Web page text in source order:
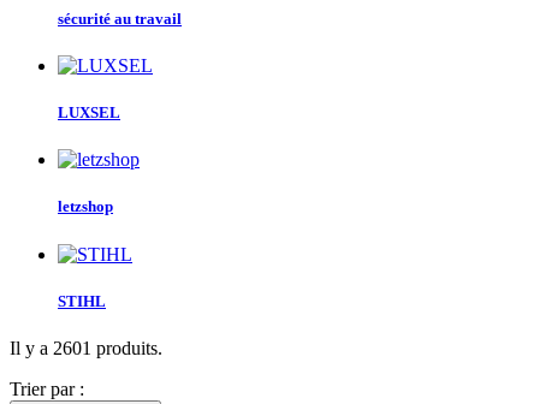
sécurité au travail
LUXSEL
letzshop
STIHL
Il y a 2601 produits.
Trier par :